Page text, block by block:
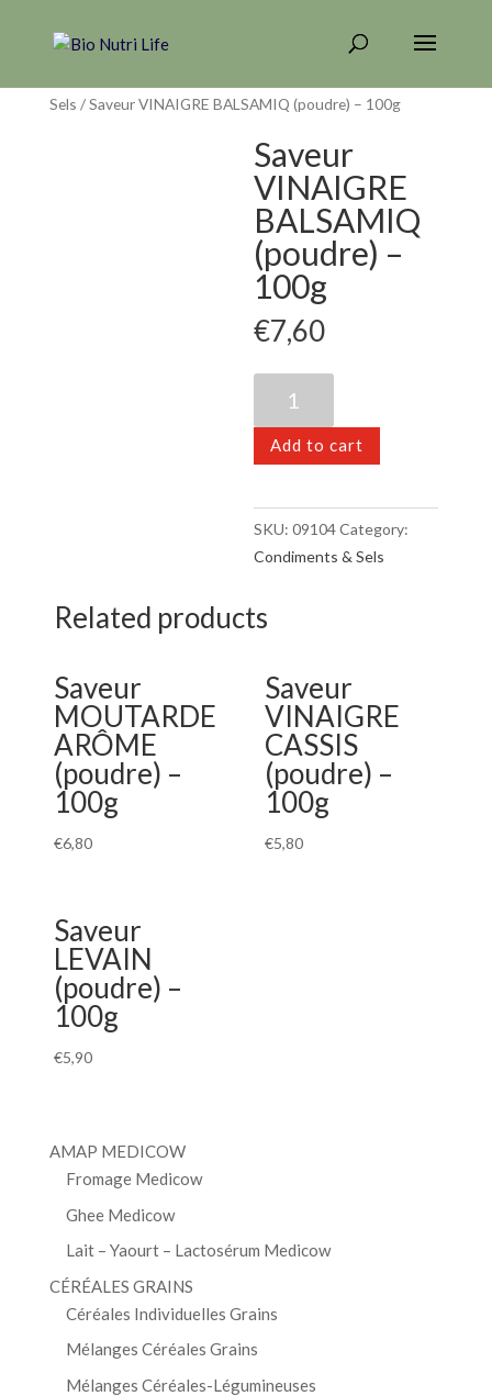
Sels / Saveur VINAIGRE BALSAMIQ (poudre) – 100g
Saveur
VINAIGRE
BALSAMIQ
(poudre) –
100g
€7,60
VINAIGRE
BALSAMIQ
(poudre)
100g
quantity
Add to cart
SKU: 09104Category:
Condiments & Sels
Related products
Saveur
MOUTARDE
ARÔME
(poudre) –
100g
€6,80
Saveur
VINAIGRE
CASSIS
(poudre) –
100g
€5,80
Saveur
LEVAIN
(poudre) –
100g
€5,90
AMAP MEDICOW
Fromage Medicow
Ghee Medicow
Lait – Yaourt – Lactosérum Medicow
CÉRÉALES GRAINS
Céréales Individuelles Grains
Mélanges Céréales Grains
Mélanges Céréales-Légumineuses